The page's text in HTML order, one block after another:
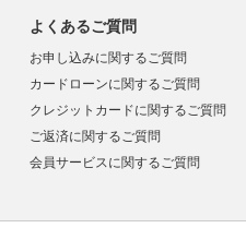
よくあるご質問
お申し込みに関するご質問
カードローンに関するご質問
クレジットカードに関するご質問
ご返済に関するご質問
会員サービスに関するご質問